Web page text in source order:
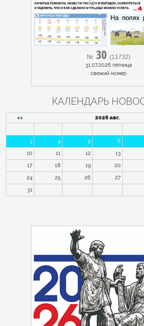
№ 30 (11732)
31.07.2026 пятница
cвежий номер
КАЛЕНДАРЬ
<< 2026 авг.
3
4 5 6
10
11 12 13
17
18 19 20
24
25 26 27
31